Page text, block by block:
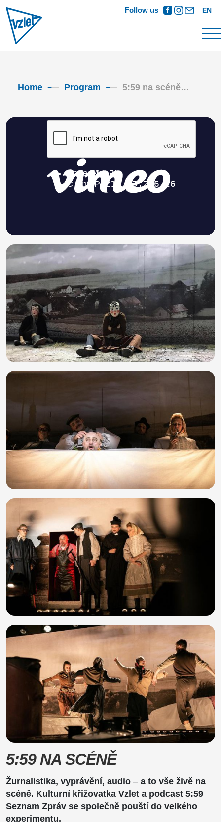
Follow us EN
Home Program 5:59 na scéně…
5:59 NA SCÉNĚ
Žurnalistika, vyprávění, audio – a to vše živě na
scéně. Kulturní křižovatka Vzlet a podcast 5:59
Seznam Zpráv se společně pouští do velkého
experimentu.